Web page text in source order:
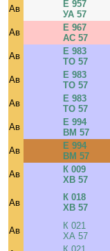
Ав
Е 957
УА 57
Ав
Е 967
АС 57
Ав
Е 983
ТО 57
Ав
Е 983
ТО 57
Ав
Е 983
ТО 57
Ав
Е 994
ВМ 57
Ав
Е 994
ВМ 57
Ав
К 009
ХВ 57
Ав
К 018
ХВ 57
Ав
К 021
ХА 57
К 021